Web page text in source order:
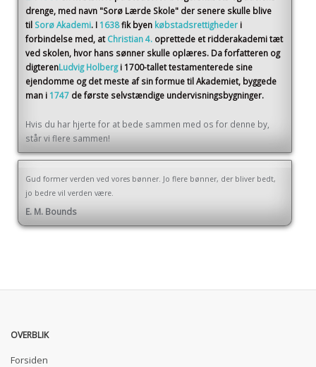
drenge, med navn "Sorø Lærde Skole" der senere skulle blive
til Sorø Akademi. I 1638fik byen købstadsrettigheder i
forbindelse med, at Christian 4. oprettede et ridderakademi tæt
ved skolen, hvor hans sønner skulle oplæres. Da forfatteren og
digterenLudvig Holberg i 1700-tallet testamenterede sine
ejendomme og det meste af sin formue til Akademiet, byggede
man i 1747 de første selvstændige undervisningsbygninger.
Hvis du har hjerte for at bede sammen med os for denne by,
står vi flere sammen!
Gud former verden ved vores bønner. Jo flere bønner, der bliver bedt,
jo bedre vil verden være.
E. M. Bounds
OVERBLIK
Forsiden